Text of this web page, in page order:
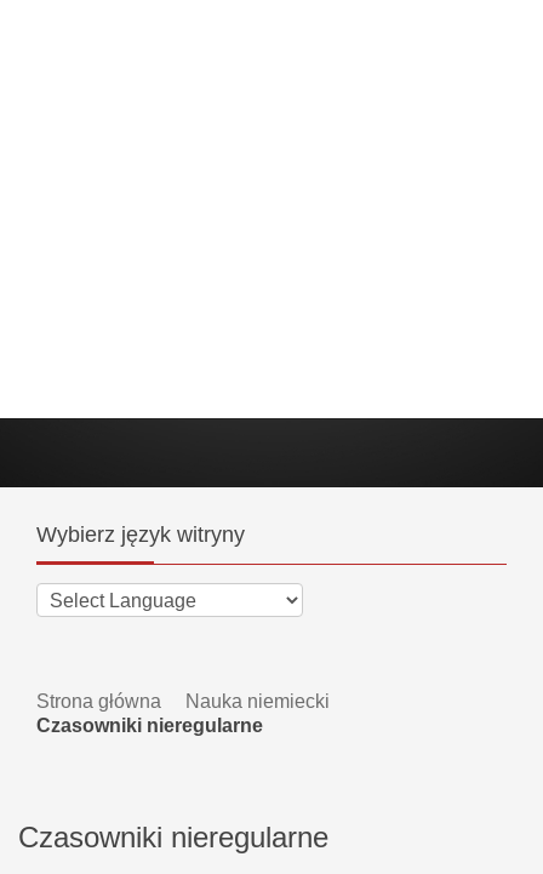
Wybierz język witryny
Strona główna
Nauka niemiecki
Czasowniki nieregularne
Czasowniki nieregularne